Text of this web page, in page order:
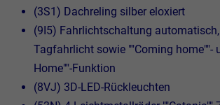
(3S1) Dachreling silber eloxiert
(9I5) Fahrlichtschaltung
Tagfahrlicht sowie ""Coming home""-
Home""-Funktion
(8VJ) 3D-LED-Rückleuchten